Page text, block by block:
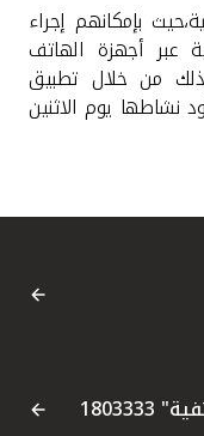
بإمكانهم إجراء
عبر أجهزة الهاتف
من خلال تطبيق
نشاطها يوم الاثنين